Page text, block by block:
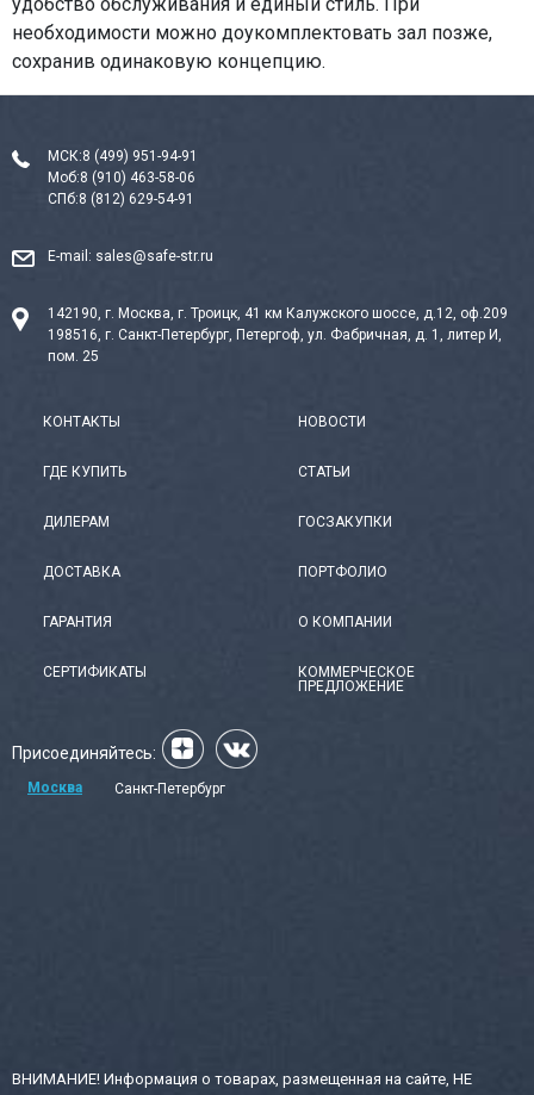
необходимости можно доукомплектовать зал позже,
сохранив одинаковую концепцию.
МСК:8 (499) 951-94-91
Моб:8 (910) 463-58-06
СПб:8 (812) 629-54-91
E-mail: sales@safe-str.ru
142190, г. Москва, г. Троицк, 41 км Калужского шоссе, д.12, оф.209
198516, г. Санкт-Петербург, Петергоф, ул. Фабричная, д. 1, литер И,
пом. 25
КОНТАКТЫ
ГДЕ КУПИТЬ
ДИЛЕРАМ
ДОСТАВКА
ГАРАНТИЯ
СЕРТИФИКАТЫ
НОВОСТИ
СТАТЬИ
ГОСЗАКУПКИ
ПОРТФОЛИО
О КОМПАНИИ
КОММЕРЧЕСКОЕ
ПРЕДЛОЖЕНИЕ
Присоединяйтесь:
Москва Санкт-Петербург
ВНИМАНИЕ! Информация о товарах, размещенная на сайте, НЕ